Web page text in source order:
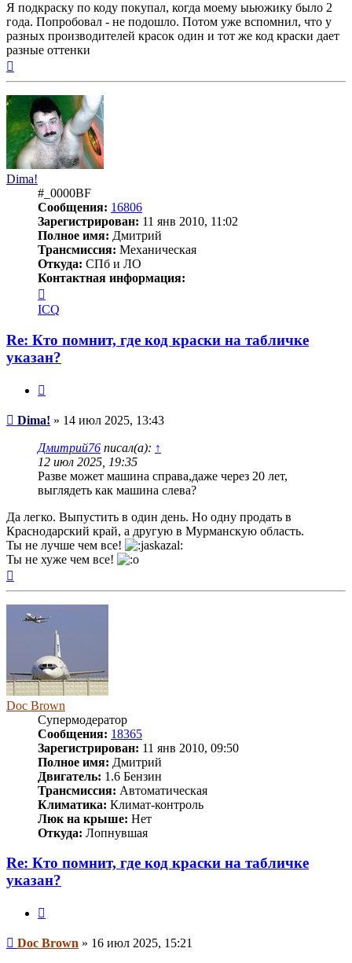
Я подкраску по коду покупал, когда моему ыьюжику было 2
года. Попробовал - не подошло. Потом уже вспомнил, что у
разных производителей красок один и тот же код краски дает
разные оттенки
Dima!
#_0000BF
Сообщения: 16806
Зарегистрирован: 11 янв 2010, 11:02
Полное имя: Дмитрий
Трансмиссия: Механическая
Откуда: СПб и ЛО
Контактная информация:
информация
пользователя
ICQ
Re: Кто помнит, где код краски на табличке
указан?
Сообщение
Dima! » 14 июл 2025, 13:43
Дмитрий76 писал(а): ↑
12 июл 2025, 19:35
Разве может машина справа,даже через 20 лет,
выглядеть как машина слева?
Да легко. Выпустить в один день. Но одну продать в
Краснодарский край, а другую в Мурманскую область.
Ты не лучше чем все!
Ты не хуже чем все!
Doc Brown
Супермодератор
Сообщения: 18365
Зарегистрирован: 11 янв 2010, 09:50
Полное имя: Дмитрий
Двигатель: 1.6 Бензин
Трансмиссия: Автоматическая
Климатика: Климат-контроль
Люк на крыше: Нет
Откуда: Лопнувшая
Re: Кто помнит, где код краски на табличке
указан?
Сообщение
Doc Brown » 16 июл 2025, 15:21